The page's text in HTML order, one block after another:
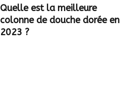
Quelle est la meilleure
colonne de douche dorée en
2023 ?